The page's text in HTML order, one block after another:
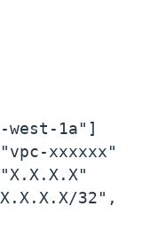
1a"]
xxxxxx"
32",